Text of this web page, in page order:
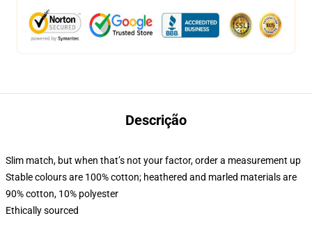
Descrição
Slim match, but when that’s not your factor, order a measurement up
Stable colours are 100% cotton; heathered and marled materials are
90% cotton, 10% polyester
Ethically sourced